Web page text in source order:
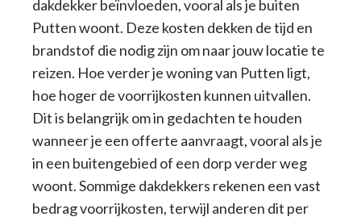
dakdekker beïnvloeden, vooral als je buiten
Putten woont. Deze kosten dekken de tijd en
brandstof die nodig zijn om naar jouw locatie te
reizen. Hoe verder je woning van Putten ligt,
hoe hoger de voorrijkosten kunnen uitvallen.
Dit is belangrijk om in gedachten te houden
wanneer je een offerte aanvraagt, vooral als je
in een buitengebied of een dorp verder weg
woont. Sommige dakdekkers rekenen een vast
bedrag voorrijkosten, terwijl anderen dit per